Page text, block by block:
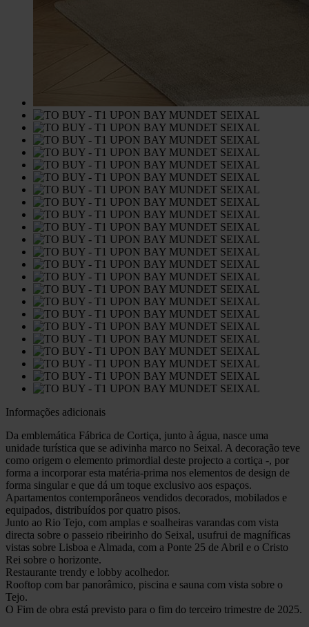
Informações adicionais
Da emblemática Fábrica de Cortiça, junto à água, nasce uma
unidade turística que se adivinha marco no Seixal. A decoração teve
como origem o elemento primordial deste projecto a cortiça -, por
forma a incorporar esta matéria-prima nos elementos de design de
forma singular e que dá um toque exclusivo aos espaços.
Apartamentos contemporâneos vendidos decorados, mobilados e
equipados, distribuídos por quatro pisos.
Junto ao Rio Tejo, com amplas e soalheiras varandas com vista
directa sobre o passeio ribeirinho do Seixal, usufrui de magníficas
vistas sobre Lisboa e Almada, com a Ponte 25 de Abril e o Cristo
Rei sobre o horizonte.
Restaurante trendy e lobby acolhedor.
Rooftop com bar panorâmico, piscina e sauna com vista sobre o
Tejo.
O Fim de obra está previsto para o fim do terceiro trimestre de 2025.